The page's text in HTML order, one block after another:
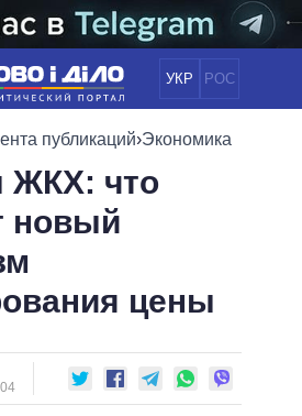
УКР РОС
НОВОСТИ
ПОЛИТИКА
ЭКОНОМИКА
ОБЕЩАНИЯ
ПОЛИТИКИ
ОФИС
публикаций›Экономика
что
новый
цены